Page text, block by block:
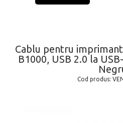
Cablu pentru
B1000, USB 2.0 la
Cod produs: